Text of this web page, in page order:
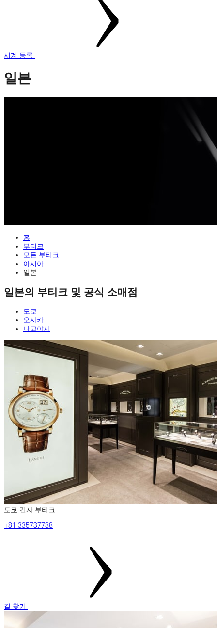
시계 등록
일본
홈
부티크
모든 부티크
아시아
일본
일본의 부티크 및 공식 소매점
도쿄
오사카
나고야시
도쿄 긴자 부티크
‎+81‎ 335737788
길 찾기